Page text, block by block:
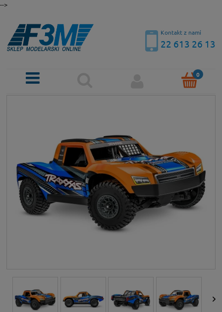
-->
Kontakt z nami
22 613 26 13